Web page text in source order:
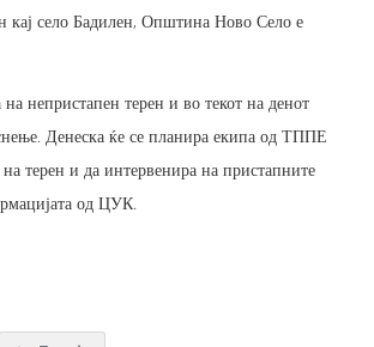
кај село Бадилен, Општина Ново Село е
непристапен терен и во текот на денот
Денеска ќе се планира екипа од ТППЕ
терен и да интервенира на пристапните
од ЦУК.